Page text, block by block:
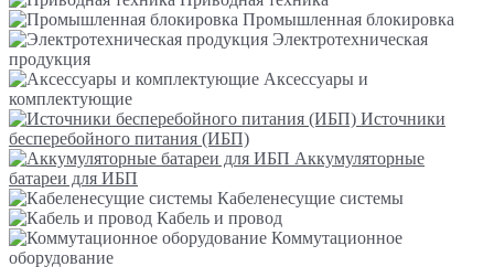
Промышленная блокировка
Электротехническая
продукция
Аксессуары и
комплектующие
Источники
бесперебойного питания (ИБП)
Аккумуляторные
батареи для ИБП
Кабеленесущие системы
Кабель и провод
Коммутационное
оборудование